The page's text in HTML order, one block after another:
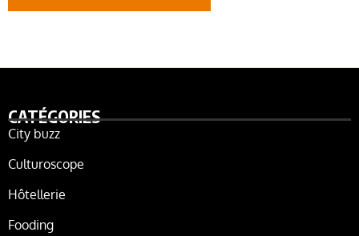
CATÉGORIES
City buzz
Culturoscope
Hôtellerie
Fooding